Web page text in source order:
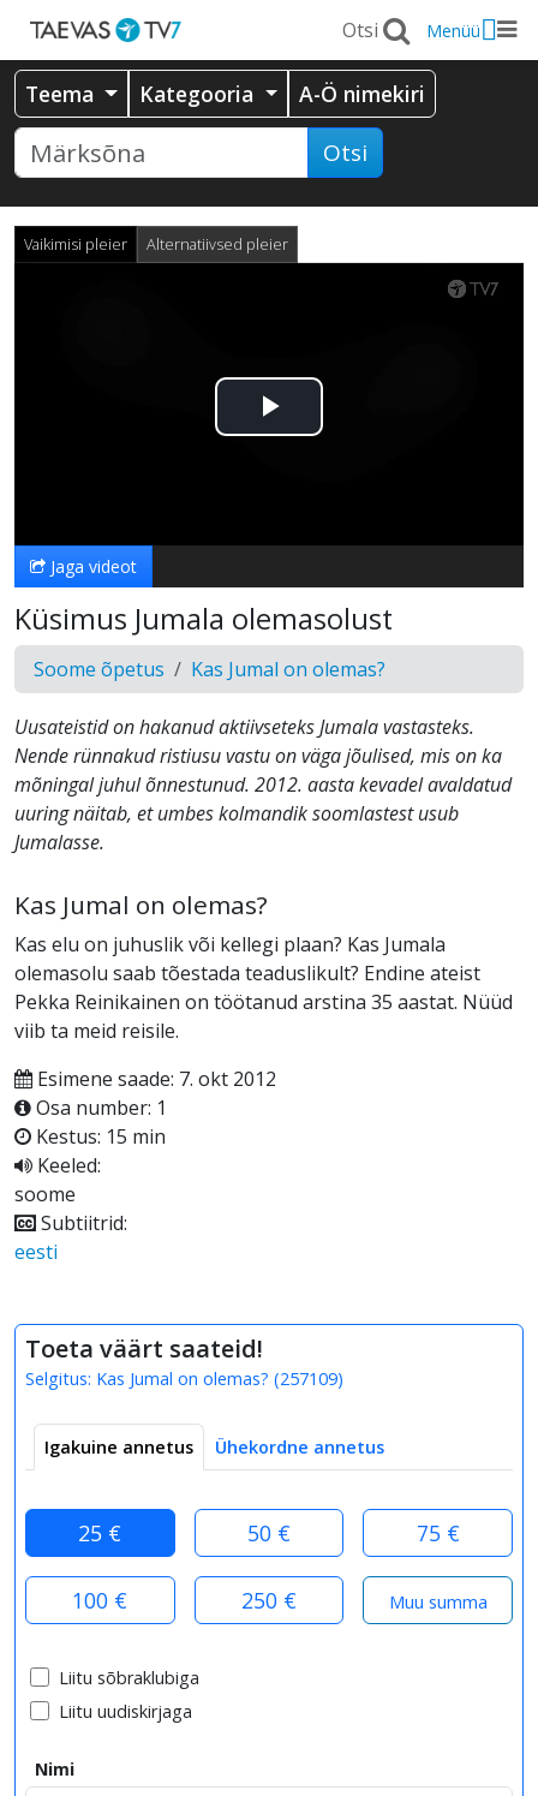
Menüü
Teema Kategooria A-Ö nimekiri
Otsi
Vaikimisi pleier Alternatiivsed pleier
Esita
Jaga videot
Küsimus Jumala olemasolust
Soome õpetus Kas Jumal on olemas?
Uusateistid on hakanud aktiivseteks Jumala vastasteks.
Nende rünnakud ristiusu vastu on väga jõulised, mis on ka
mõningal juhul õnnestunud. 2012. aasta kevadel avaldatud
uuring näitab, et umbes kolmandik soomlastest usub
Jumalasse.
Kas Jumal on olemas?
Kas elu on juhuslik või kellegi plaan? Kas Jumala
olemasolu saab tõestada teaduslikult? Endine ateist
Pekka Reinikainen on töötanud arstina 35 aastat. Nüüd
viib ta meid reisile.
Esimene saade: 7. okt 2012
Osa number: 1
Kestus: 15 min
Keeled:
soome
Subtiitrid:
eesti
Toeta väärt saateid!
Selgitus: Kas Jumal on olemas? (257109)
Igakuine annetus Ühekordne annetus
25 € 50 € 75 €
100 € 250 €
Liitu sõbraklubiga
Liitu uudiskirjaga
Nimi